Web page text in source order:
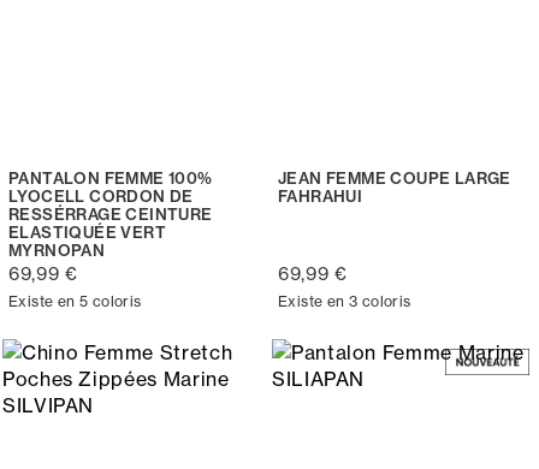
PANTALON FEMME 100%
LYOCELL CORDON DE
RESSÉRRAGE CEINTURE
ELASTIQUÉE VERT
MYRNOPAN
69,99 €
Existe en 5 coloris
JEAN FEMME COUPE LARGE
FAHRAHUI
69,99 €
Existe en 3 coloris